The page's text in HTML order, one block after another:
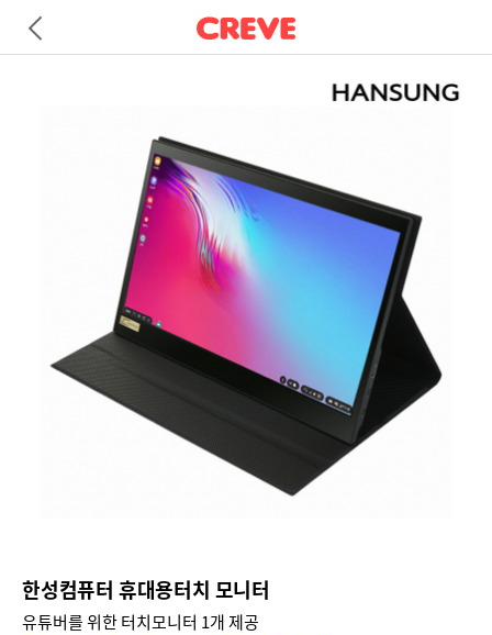
한성컴퓨터 휴대용터치 모니터
유튜버를 위한 터치모니터 1개 제공